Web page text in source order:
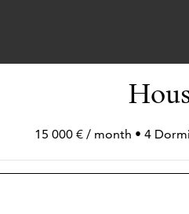
15 000 € / month • 4